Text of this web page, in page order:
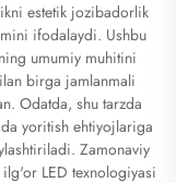
estetik jozibadorlik
ifodalaydi. Ushbu
umumiy muhitini
birga jamlanmali
Odatda, shu tarzda
yoritish ehtiyojlariga
Zamonaviy
LED texnologiyasi